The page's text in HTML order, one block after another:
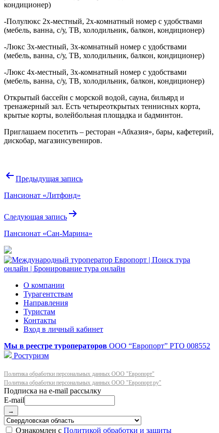
кондиционер)
-Полулюкс 2х-местный, 2х-комнатный номер с удобствами
(мебель, ванна, с/у, ТВ, холодильник, балкон, кондиционер)
-Люкс 3х-местный, 3х-комнатный номер с удобствами
(мебель, ванна, с/у, ТВ, холодильник, балкон, кондиционер)
-Люкс 4х-местный, 3х-комнатный номер с удобствами
(мебель, ванна, с/у, ТВ, холодильник, балкон, кондиционер)
Открытый бассейн с морской водой, сауна, бильярд и
тренажерный зал. Есть четыреоткрытых теннисных корта,
крытые корты, волейбольная площадка и бадминтон.
Приглашаем посетить – ресторан «Абхазия», бары, кафетерий,
дискобар, магазинсувениров.
Навигация
записям
Предыдущая запись
Пансионат «Литфонд»
Следующая запись
Пансионат «Сан-Марина»
О компании
Турагентствам
Направления
Туристам
Контакты
Вход в личный кабинет
Мы в реестре туроператоров ООО “Европорт” РТО 008552
Ростуризм
Политика обработки персональных данных ООО "Европорт"
Политика обработки персональных данных ООО "Европорт.ру"
E-mail
→
Ознакомлен с Политикой обработки и защиты